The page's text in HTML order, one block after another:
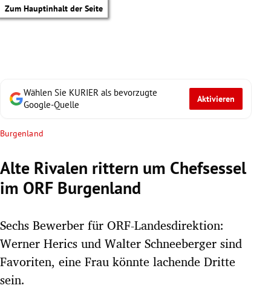
Zum Hauptinhalt der Seite
Untermenü
Untermenü
Wählen Sie KURIER als bevorzugte
Google-Quelle
Aktivieren
Burgenland
Alte Rivalen rittern um Chefsessel
im ORF Burgenland
Sechs Bewerber für ORF-Landesdirektion:
Werner Herics und Walter Schneeberger sind
Favoriten, eine Frau könnte lachende Dritte
sein.